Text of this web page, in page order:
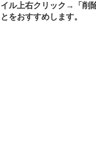
イル上右クリック→「削
とをおすすめします。